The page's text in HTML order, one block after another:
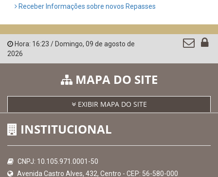
Receber Informações sobre novos Repasses
Hora: 16:23 / Domingo, 09 de agosto de
2026
MAPA DO SITE
EXIBIR MAPA DO SITE
INSTITUCIONAL
CNPJ: 10.105.971.0001-50
Avenida Castro Alves, 432, Centro - CEP: 56-580-000